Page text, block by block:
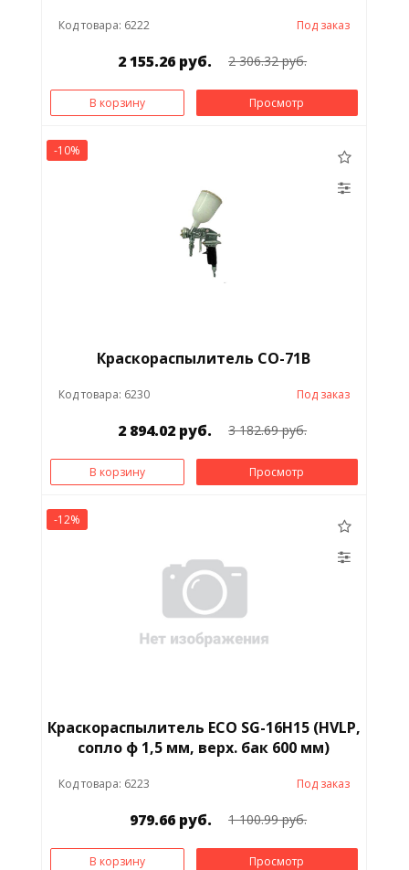
Код товара: 6222 Под заказ
2 155.26 руб. 2 306.32 руб.
В корзину Просмотр
-10%
Краскораспылитель СО-71В
Код товара: 6230 Под заказ
2 894.02 руб. 3 182.69 руб.
В корзину Просмотр
-12%
Краскораспылитель ECO SG-16H15 (HVLP,
сопло ф 1,5 мм, верх. бак 600 мм)
Код товара: 6223 Под заказ
979.66 руб. 1 100.99 руб.
В корзину Просмотр